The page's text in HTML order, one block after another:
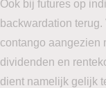
Ook bij futures op
backwardation
contango aangezien
dividenden en
dient namelijk gelijk